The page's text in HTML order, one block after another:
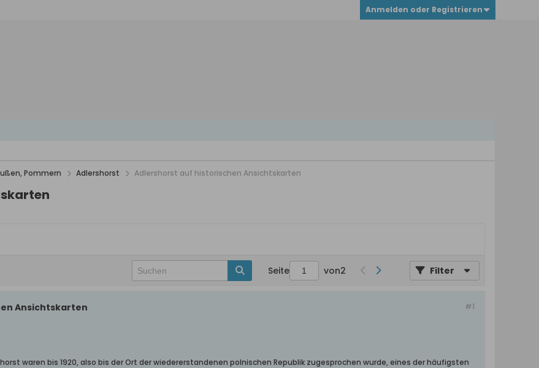
Anmelden oder Registrieren
Pommern Adlershorst Adlershorst auf historischen Ansichtskarten
Seite von2 Filter
#1
Ansichtskarten
waren bis 1920, also bis der Ort der wiedererstandenen polnischen Republik zugesprochen wurde, eines der häufigsten